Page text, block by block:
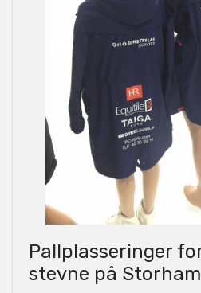
Pallplasseringer
stevne på